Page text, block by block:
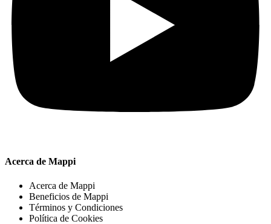
Acerca de Mappi
Acerca de Mappi
Beneficios de Mappi
Términos y Condiciones
Política de Cookies